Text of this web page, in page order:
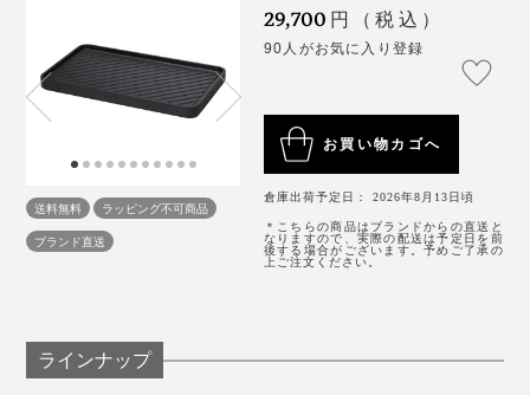
蓄熱性が高いので、買ってきた揚げ物を温め直して、プ
レートごと食卓に並べれば、熱々をキープ。
「スミ イタ グリル」も、これまた本当に便利。
肉・魚・野菜、なんでもシンプルに焼くだけでごちそう
になるので、味付けに凝る必要がない。
「スミ トースター」より底面の厚みがあり、予熱にプ
ラス1分かかるので、トーストメインなら「スミ トース
ター」の方をおすすめしますが、トースト以外のものを
送料無料
ラッピング不可商品
ブランド直送
29,700 円（税込）
90人がお気に入り登録
お買い物カゴへ
倉庫出荷予定日： 2026年8月13日頃
＊こちらの商品はブランドからの直送と
なりますので、実際の配送は予定日を前
後する場合がございます。予めご了承の
上ご注文ください。
ラインナップ